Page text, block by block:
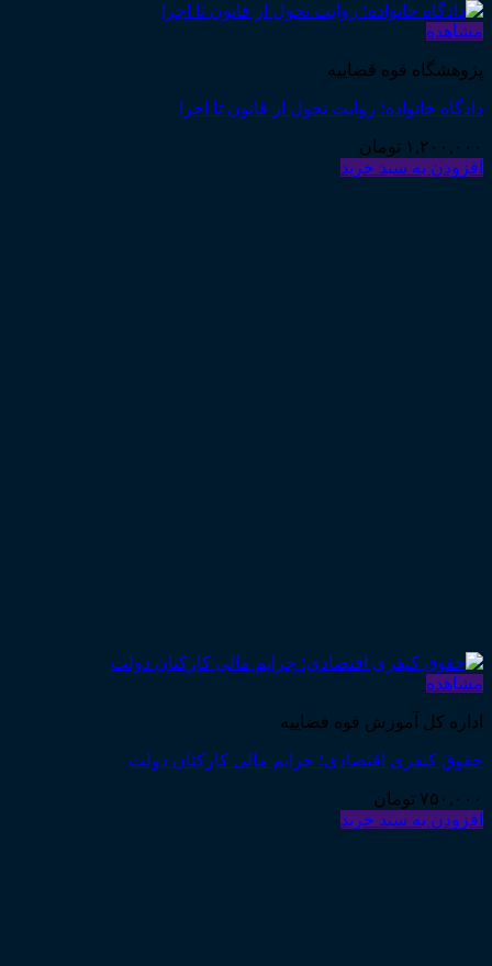
مشاهده
پژوهشگاه قوه قضاییه
دادگاه خانواده؛ روایت تحول از قانون تا اجرا
۱,۲۰۰,۰۰۰ تومان
افزودن به سبد خرید
مشاهده
اداره کل آموزش قوه قضاییه
حقوق کیفری اقتصادی؛ جرایم مالی کارکنان دولت
۷۵۰,۰۰۰ تومان
افزودن به سبد خرید